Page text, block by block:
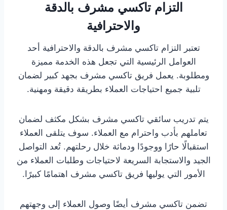
التزام تاكسي مشرف بالدقة
والاحترافية
تعتبر التزام تاكسي مشرف بالدقة والاحترافية أحد
العوامل الرئيسية التي تجعل هذه الخدمة مميزة
ومطلوبة. يعمل فريق تاكسي مشرف بجهد كبير لضمان
تلبية جميع احتياجات العملاء بطريقة دقيقة ومهنية.
يتم تدريب سائقي تاكسي مشرف بشكل مكثف لضمان
تعاملهم بأدب واحترام مع العملاء. سوف يتلقى العملاء
استقبالًا حارًا ووجودًا ودماثة خلال رحلتهم. تُعد التواصل
الجيد والاستجابة السريعة لاحتياجات وطلبات العملاء من
الأمور التي يوليها فريق تاكسي مشرف اهتمامًا كبيرًا.
تضمن تاكسي مشرف أيضًا وصول العملاء إلى وجهتهم